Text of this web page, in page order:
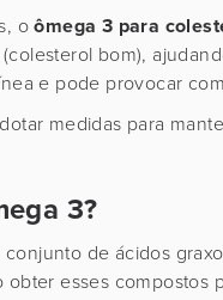
oômega 3 para
bom),
e pode provocar
medidas para
3?
conjunto de ácidos
obter esses compostos